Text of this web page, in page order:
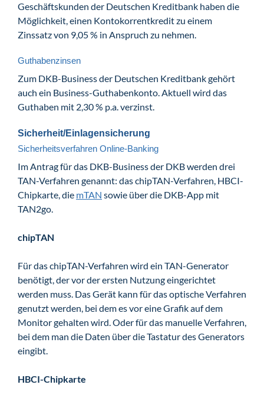
Geschäftskunden der Deutschen Kreditbank haben die
Möglichkeit, einen Kontokorrentkredit zu einem
Zinssatz von 9,05 % in Anspruch zu nehmen.
Guthabenzinsen
Zum DKB-Business der Deutschen Kreditbank gehört
auch ein Business-Guthabenkonto. Aktuell wird das
Guthaben mit 2,30 % p.a. verzinst.
Sicherheit/Einlagensicherung
Sicherheitsverfahren Online-Banking
Im Antrag für das DKB-Business der DKB werden drei
TAN-Verfahren genannt: das chipTAN-Verfahren, HBCI-
Chipkarte, die mTAN sowie über die DKB-App mit
TAN2go.
chipTAN
Für das chipTAN-Verfahren wird ein TAN-Generator
benötigt, der vor der ersten Nutzung eingerichtet
werden muss. Das Gerät kann für das optische Verfahren
genutzt werden, bei dem es vor eine Grafik auf dem
Monitor gehalten wird. Oder für das manuelle Verfahren,
bei dem man die Daten über die Tastatur des Generators
eingibt.
HBCI-Chipkarte